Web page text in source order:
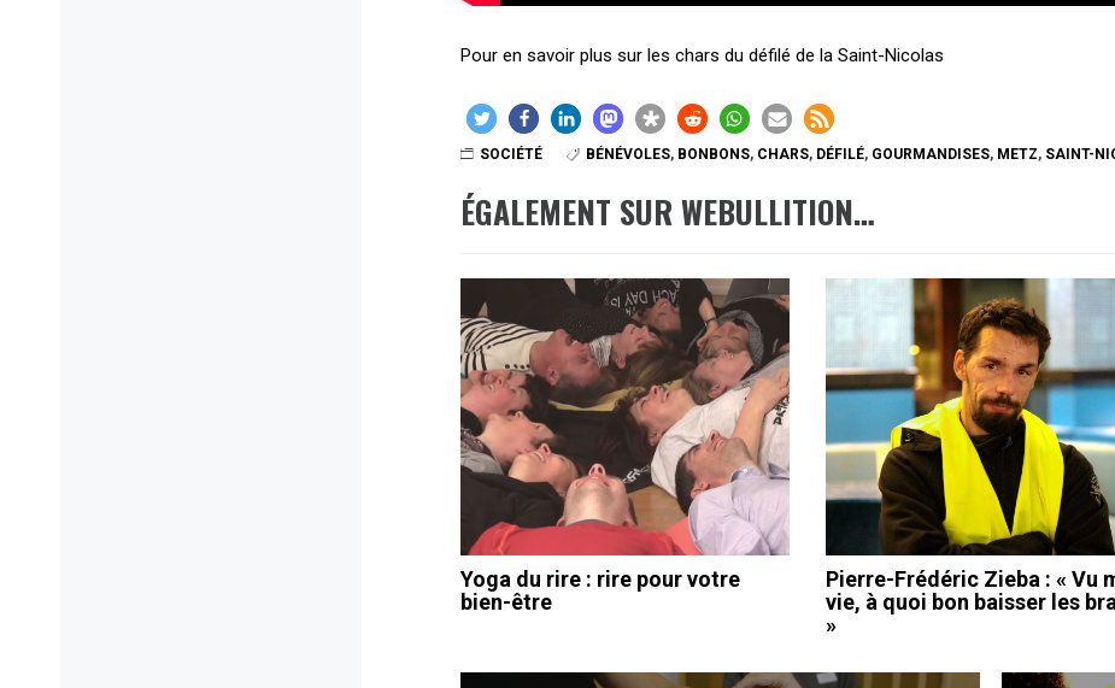
Pour en savoir plus sur les chars du défilé de la Saint-Nicolas
SOCIÉTÉ BÉNÉVOLES, BONBONS, CHARS, DÉFILÉ, GOURMANDISES, METZ, SAINT-
ÉGALEMENT SUR WEBULLITION…
Yoga du rire : rire pour votre
bien-être
Pierre-Frédéric Zieba : « Vu
vie, à quoi bon baisser les
»